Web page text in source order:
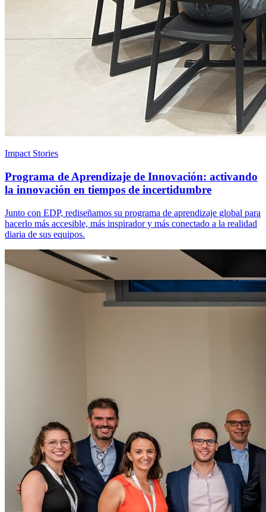
Impact Stories
Programa de Aprendizaje de Innovación: activando
la innovación en tiempos de incertidumbre
Junto con EDP, rediseñamos su programa de aprendizaje global para
hacerlo más accesible, más inspirador y más conectado a la realidad
diaria de sus equipos.